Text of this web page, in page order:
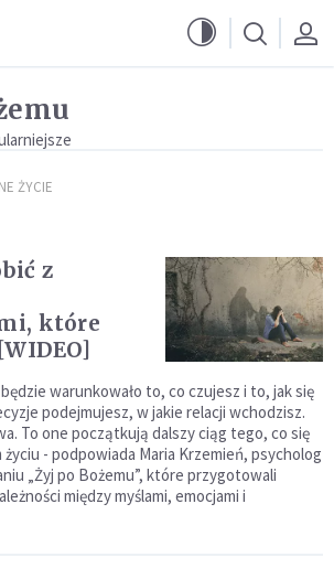
ŻYCIE
z
które
warunkowało to, co czujesz i to, jak się
podejmujesz, w jakie relacji wchodzisz.
To one początkują dalszy ciąg tego, co się
- podpowiada Maria Krzemień, psycholog
„Żyj po Bożemu”, które przygotowali
między myślami, emocjami i